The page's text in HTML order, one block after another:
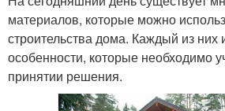
материалов, которые можно
строительства дома. Каждый из них
особенности, которые необходимо
принятии решения.